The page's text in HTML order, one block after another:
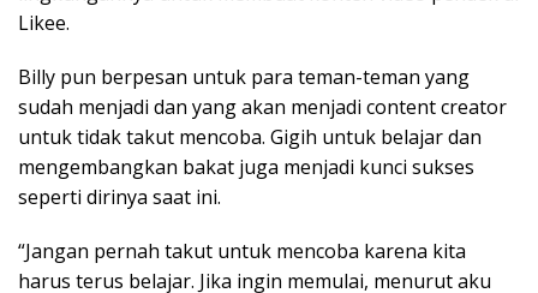
Likee.
Billy pun berpesan untuk para teman-teman yang
sudah menjadi dan yang akan menjadi content creator
untuk tidak takut mencoba. Gigih untuk belajar dan
mengembangkan bakat juga menjadi kunci sukses
seperti dirinya saat ini.
“Jangan pernah takut untuk mencoba karena kita
harus terus belajar. Jika ingin memulai, menurut aku